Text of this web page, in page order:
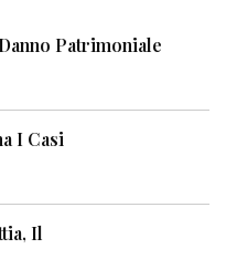
Patrimoniale
I Casi
Il